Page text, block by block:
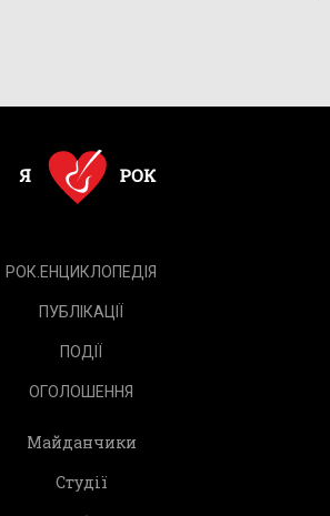
РОК.ЕНЦИКЛОПЕДІЯ
ПУБЛІКАЦІЇ
ПОДІЇ
ОГОЛОШЕННЯ
Майданчики
Студії